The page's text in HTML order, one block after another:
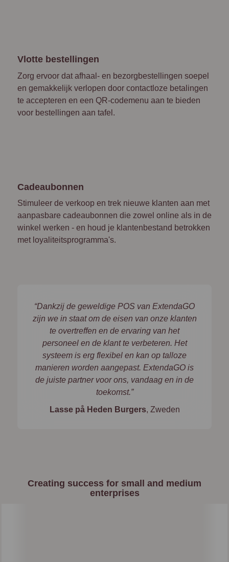
Vlotte bestellingen
Zorg ervoor dat afhaal- en bezorgbestellingen soepel
en gemakkelijk verlopen door contactloze betalingen
te accepteren en een QR-codemenu aan te bieden
voor bestellingen aan tafel.
Cadeaubonnen
Stimuleer de verkoop en trek nieuwe klanten aan met
aanpasbare cadeaubonnen die zowel online als in de
winkel werken - en houd je klantenbestand betrokken
met loyaliteitsprogramma's.
“Dankzij de geweldige POS van ExtendaGO
zijn we in staat om de eisen van onze klanten
te overtreffen en de ervaring van het
personeel en de klant te verbeteren. Het
systeem is erg flexibel en kan op talloze
manieren worden aangepast. ExtendaGO is
de juiste partner voor ons, vandaag en in de
toekomst.”
Lasse på Heden Burgers, Zweden
Creating success for small and medium
enterprises